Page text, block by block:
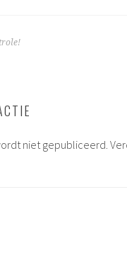
niet gepubliceerd.